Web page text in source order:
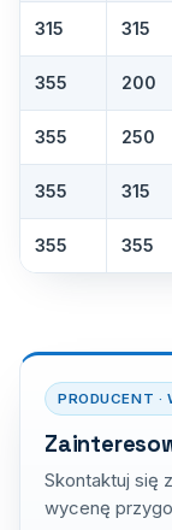
315 315
355 200
355 250
355 315
355 355
PRODUCENT ·
Skontaktuj się
wycenę